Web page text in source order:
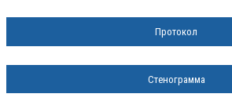
Протокол
Стенограмма